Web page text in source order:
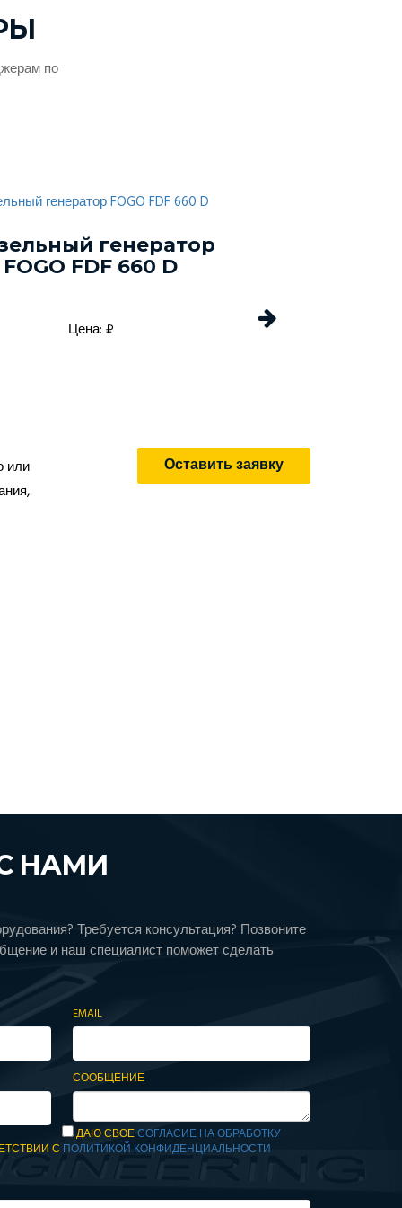
по
генератор
FOGO FDF 660 D
Цена: ₽
или
Оставить заявку
НАМИ
Требуется консультация? Позвоните
и наш специалист поможет сделать
EMAIL
СООБЩЕНИЕ
ДАЮ СВОЕСОГЛАСИЕ НА ОБРАБОТКУ
С ПОЛИТИКОЙ КОНФИДЕНЦИАЛЬНОСТИ